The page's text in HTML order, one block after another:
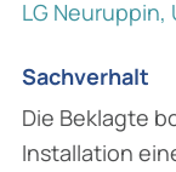
LG Neuruppin,
Sachverhalt
Die Beklagte
Installation